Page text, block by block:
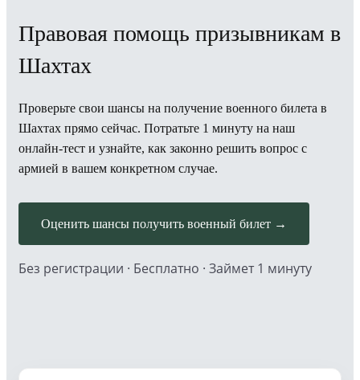
Правовая помощь призывникам в
Шахтах
Проверьте свои шансы на получение военного билета в
Шахтах прямо сейчас. Потратьте 1 минуту на наш
онлайн-тест и узнайте, как законно решить вопрос с
армией в вашем конкретном случае.
Оценить шансы получить военный билет →
Без регистрации · Бесплатно · Займет 1 минуту